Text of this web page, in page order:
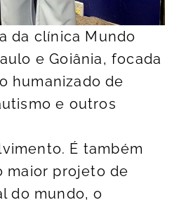
da clínica Mundo
e Goiânia, focada
humanizado de
e outros
É também
maior projeto de
do mundo, o